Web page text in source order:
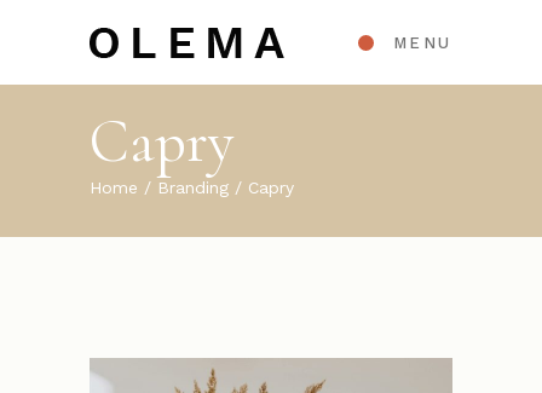
MENU
Capry
Home Branding Capry